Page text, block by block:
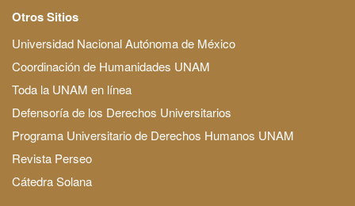
Otros Sitios
Universidad Nacional Autónoma de México
Coordinación de Humanidades UNAM
Toda la UNAM en línea
Defensoría de los Derechos Universitarios
Programa Universitario de Derechos Humanos UNAM
Revista Perseo
Cátedra Solana